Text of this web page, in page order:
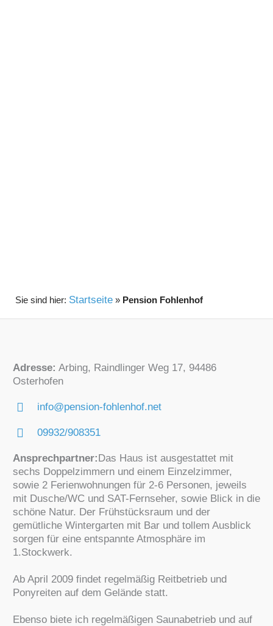
Startseite» Pension Fohlenhof
Adresse: Arbing, Raindlinger Weg 17, 94486
Osterhofen
info@pension-fohlenhof.net
09932/908351
Ansprechpartner:Das Haus ist ausgestattet mit
sechs Doppelzimmern und einem Einzelzimmer,
sowie 2 Ferienwohnungen für 2-6 Personen, jeweils
mit Dusche/WC und SAT-Fernseher, sowie Blick in die
schöne Natur. Der Frühstücksraum und der
gemütliche Wintergarten mit Bar und tollem Ausblick
sorgen für eine entspannte Atmosphäre im
1.Stockwerk.
Ab April 2009 findet regelmäßig Reitbetrieb und
Ponyreiten auf dem Gelände statt.
Ebenso biete ich regelmäßigen Saunabetrieb und auf